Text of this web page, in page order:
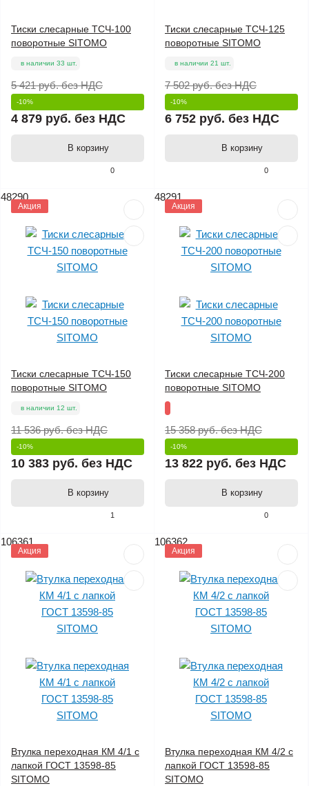
0
Тиски слесарные ТСЧ-100
поворотные SITOMO
в наличии 33 шт.
5 421 руб.без НДС
-10%
4 879 руб. без НДС
В корзину
0
Тиски слесарные ТСЧ-125
поворотные SITOMO
в наличии 21 шт.
7 502 руб.без НДС
-10%
6 752 руб. без НДС
В корзину
48290
Акция
1
Тиски слесарные ТСЧ-150
поворотные SITOMO
в наличии 12 шт.
11 536 руб.без НДС
-10%
10 383 руб. без НДС
В корзину
48291
Акция
0
Тиски слесарные ТСЧ-200
поворотные SITOMO
15 358 руб.без НДС
-10%
13 822 руб. без НДС
В корзину
106361
Акция
Втулка переходная КМ 4/1 с
лапкой ГОСТ 13598-85
SITOMO
106362
Акция
Втулка переходная КМ 4/2 с
лапкой ГОСТ 13598-85
SITOMO